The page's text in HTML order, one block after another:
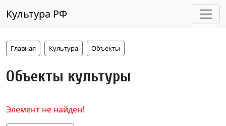
Культура РФ
Главная Культура Объекты
Объекты культуры
Элемент не найден!